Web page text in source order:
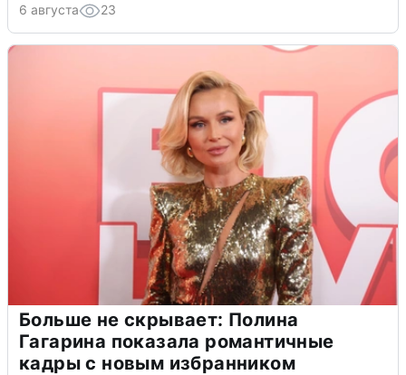
6 августа 23
Больше не скрывает: Полина
Гагарина показала романтичные
кадры с новым избранником